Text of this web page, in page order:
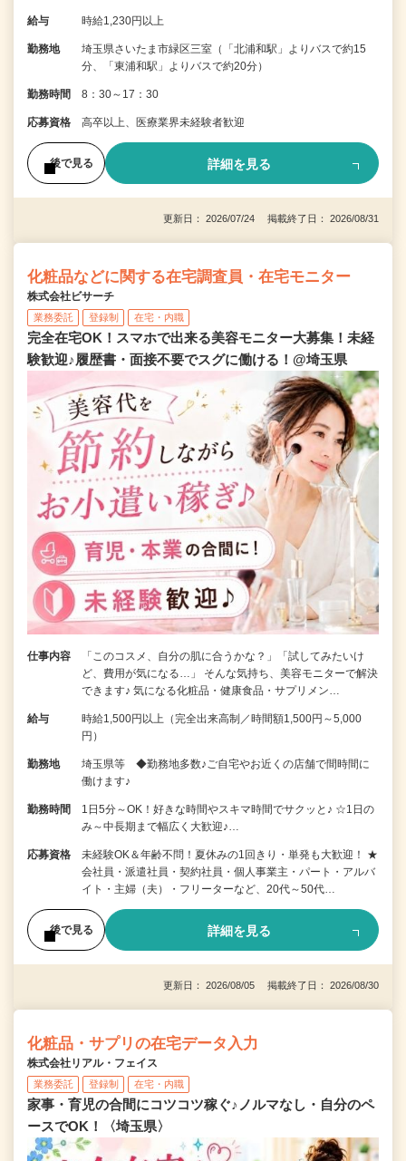
給与 時給1,230円以上
勤務地
埼玉県さいたま市緑区三室（「北浦和駅」よりバスで約15
分、「東浦和駅」よりバスで約20分）
勤務時間 8：30～17：30
応募資格 高卒以上、医療業界未経験者歓迎
後で見る 詳細を見る
更新日： 2026/07/24 掲載終了日： 2026/08/31
化粧品などに関する在宅調査員・在宅モニター
株式会社ビサーチ
業務委託 登録制 在宅・内職
完全在宅OK！スマホで出来る美容モニター大募集！未経
験歓迎♪履歴書・面接不要でスグに働ける！@埼玉県
仕事内容
「このコスメ、自分の肌に合うかな？」「試してみたいけ
ど、費用が気になる…」 そんな気持ち、美容モニターで解決
できます♪ 気になる化粧品・健康食品・サプリメン…
給与
時給1,500円以上（完全出来高制／時間額1,500円～5,000
円）
勤務地
埼玉県等 ◆勤務地多数♪ご自宅やお近くの店舗で間時間に
働けます♪
勤務時間
1日5分～OK！好きな時間やスキマ時間でサクッと♪ ☆1日の
み～中長期まで幅広く大歓迎♪…
応募資格
未経験OK＆年齢不問！夏休みの1回きり・単発も大歓迎！ ★
会社員・派遣社員・契約社員・個人事業主・パート・アルバ
イト・主婦（夫）・フリーターなど、20代～50代…
後で見る 詳細を見る
更新日： 2026/08/05 掲載終了日： 2026/08/30
化粧品・サプリの在宅データ入力
株式会社リアル・フェイス
業務委託 登録制 在宅・内職
家事・育児の合間にコツコツ稼ぐ♪ノルマなし・自分のペ
ースでOK！〈埼玉県〉